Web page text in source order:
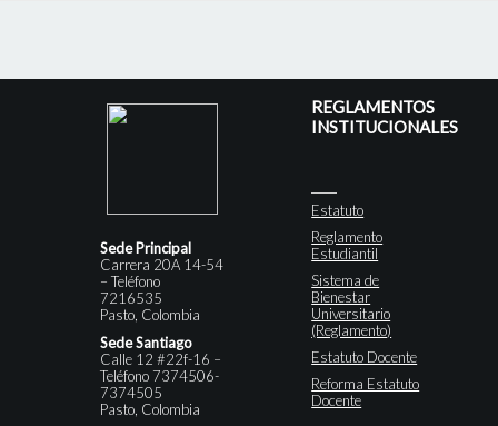
Sede Principal
Carrera 20A 14-54
– Teléfono
7216535
Pasto, Colombia
Sede Santiago
Calle 12 #22f-16 –
Teléfono 7374506-
7374505
Pasto, Colombia
REGLAMENTOS
INSTITUCIONALES
Estatuto
Reglamento
Estudiantil
Sistema de
Bienestar
Universitario
(Reglamento)
Estatuto Docente
Reforma Estatuto
Docente